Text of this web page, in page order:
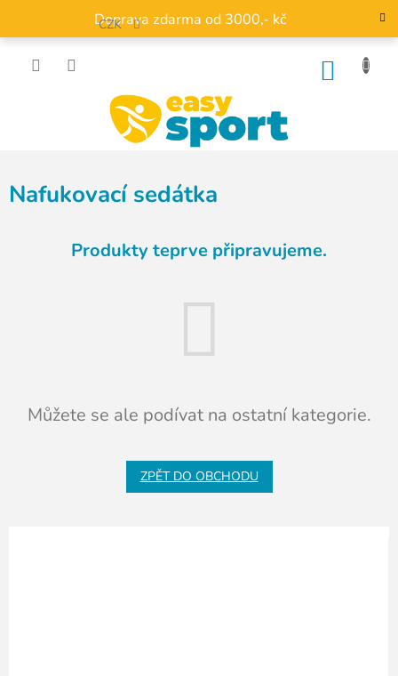
obsah
Doprava zdarma od 3000,- kč
CZK
Nafukovací sedátka
Produkty teprve připravujeme.
Můžete se ale podívat na ostatní kategorie.
ZPĚT DO OBCHODU